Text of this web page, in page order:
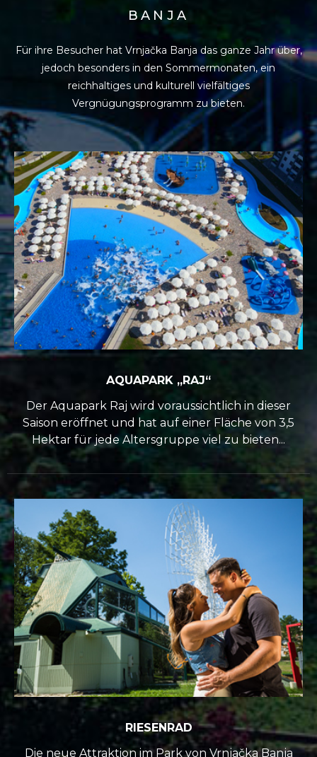
BANJA
Für ihre Besucher hat Vrnjačka Banja das ganze Jahr über,
jedoch besonders in den Sommermonaten, ein
reichhaltiges und kulturell vielfältiges
Vergnügungsprogramm zu bieten.
AQUAPARK „RAJ“
Der Aquapark Raj wird voraussichtlich in dieser
Saison eröffnet und hat auf einer Fläche von 3,5
Hektar für jede Altersgruppe viel zu bieten...
RIESENRAD
Die neue Attraktion im Park von Vrnjačka Banja